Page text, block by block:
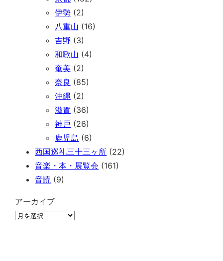
伊勢 (2)
八重山 (16)
吉野 (3)
和歌山 (4)
奄美 (2)
奈良 (85)
沖縄 (2)
滋賀 (36)
神戸 (26)
鹿児島 (6)
西国巡礼三十三ヶ所 (22)
音楽・本・展覧会 (161)
音読 (9)
アーカイブ